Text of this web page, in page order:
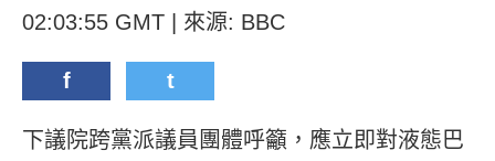
02:03:55 GMT | 來源: BBC
f t
下議院跨黨派議員團體呼籲，應立即對液態巴